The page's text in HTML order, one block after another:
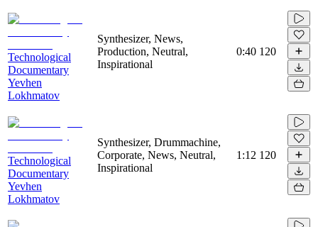
Technological
Documentary
Yevhen
Lokhmatov
Synthesizer, News,
Production, Neutral,
Inspirational
0:40 120
Technological
Documentary
Yevhen
Lokhmatov
Synthesizer, Drummachine,
Corporate, News, Neutral,
Inspirational
1:12 120